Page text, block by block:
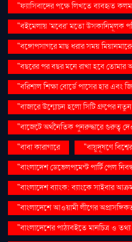
"ফ্যাসিবাদের পক্ষে লিখতে ব্যবহৃত
"বইমেলায় ‘মবের’ মতো উসকানিমূলক
"বঙ্গোপসাগরে মাছ ধরার সময়
"বছরের পর বছর মনে রাখা হবে তোমার
"বরিশাল শিক্ষা বোর্ডে পাসের হার এবং
"বাজারে উন্মোচন হলো সিটি গ্রুপের নতুন
"বাজেটে অর্থনৈতিক পুনরুদ্ধারে গুরুত্ব
"বাবা কারাগারে
"বায়ুদূষণে
"বাংলাদেশ ডেভেলপমেন্ট পার্টি পেল
"বাংলাদেশ ব্যাংক: ব্যাংকে সাইবার
"বাংলাদেশে আওয়ামী লীগের
"বাংলাদেশের পাঠ্যবইতে মানচিত্র ও